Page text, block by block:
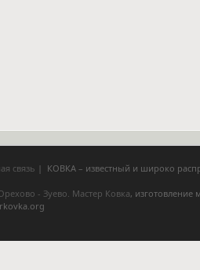
связь | КОВКА – известный и широко
- Зуево. Мастер Ковка, изготовление